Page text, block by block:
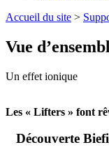
Accueil du site >
Vue
Un effet ionique
Les « Lifters » font
Découverte